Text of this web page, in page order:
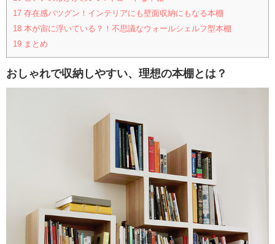
17 存在感バツグン！インテリアにも壁面収納にもなる本棚
18 本が宙に浮いている？！不思議なウォールシェルフ型本棚
19 まとめ
おしゃれで収納しやすい、理想の本棚とは？